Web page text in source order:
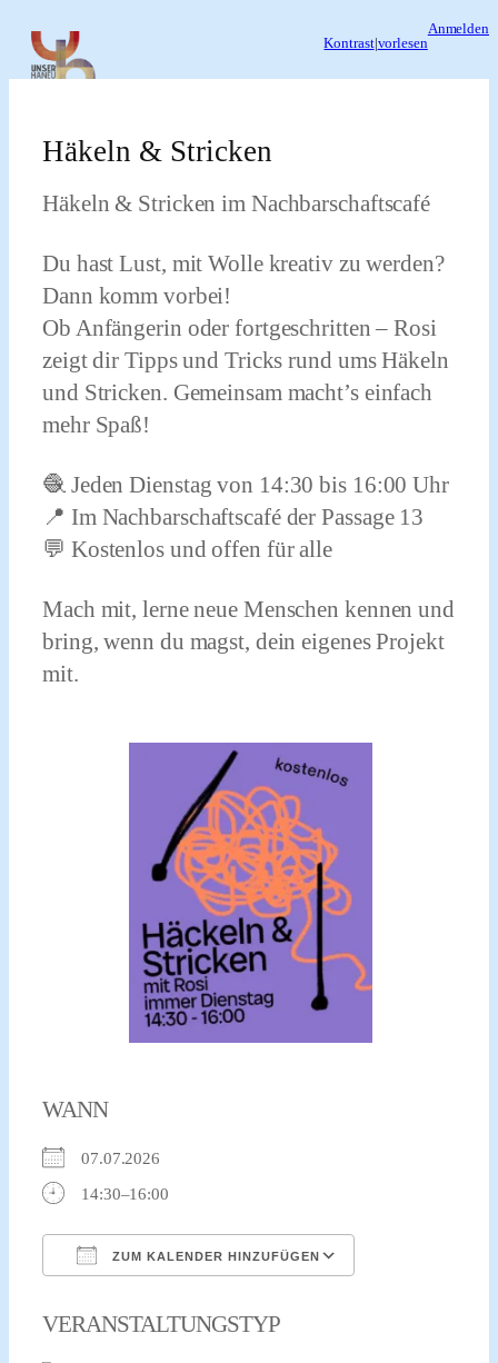
Inhalt
springen
Kontrast| vorlesen
Anmelden
Häkeln & Stricken
Häkeln & Stricken im Nachbarschaftscafé
Du hast Lust, mit Wolle kreativ zu werden?
Dann komm vorbei!
Ob Anfängerin oder fortgeschritten – Rosi
zeigt dir Tipps und Tricks rund ums Häkeln
und Stricken. Gemeinsam macht’s einfach
mehr Spaß!
🧶 Jeden Dienstag von 14:30 bis 16:00 Uhr
📍 Im Nachbarschaftscafé der Passage 13
💬 Kostenlos und offen für alle
Mach mit, lerne neue Menschen kennen und
bring, wenn du magst, dein eigenes Projekt
mit.
WANN
07.07.2026
14:30–16:00
ZUM KALENDER HINZUFÜGEN
VERANSTALTUNGSTYP